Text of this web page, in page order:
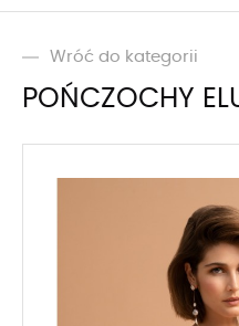
Wróć do kategorii
POŃCZOCHY